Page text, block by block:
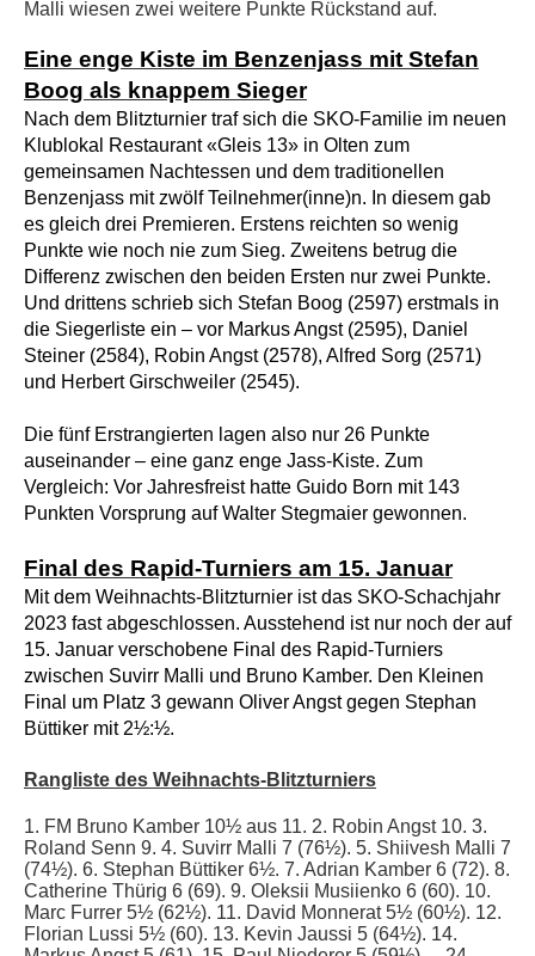
Malli wiesen zwei weitere Punkte Rückstand auf.
Eine enge Kiste im Benzenjass mit Stefan
Boog als knappem Sieger
Nach dem Blitzturnier traf sich die SKO-Familie im neuen
Klublokal Restaurant «Gleis 13» in Olten zum
gemeinsamen Nachtessen und dem traditionellen
Benzenjass mit zwölf Teilnehmer(inne)n. In diesem gab
es gleich drei Premieren. Erstens reichten so wenig
Punkte wie noch nie zum Sieg. Zweitens betrug die
Differenz zwischen den beiden Ersten nur zwei Punkte.
Und drittens schrieb sich Stefan Boog (2597) erstmals in
die Siegerliste ein – vor Markus Angst (2595), Daniel
Steiner (2584), Robin Angst (2578), Alfred Sorg (2571)
und Herbert Girschweiler (2545).
Die fünf Erstrangierten lagen also nur 26 Punkte
auseinander – eine ganz enge Jass-Kiste. Zum
Vergleich: Vor Jahresfreist hatte Guido Born mit 143
Punkten Vorsprung auf Walter Stegmaier gewonnen.
Final des Rapid-Turniers am 15. Januar
Mit dem Weihnachts-Blitzturnier ist das SKO-Schachjahr
2023 fast abgeschlossen. Ausstehend ist nur noch der auf
15. Januar verschobene Final des Rapid-Turniers
zwischen Suvirr Malli und Bruno Kamber. Den Kleinen
Final um Platz 3 gewann Oliver Angst gegen Stephan
Büttiker mit 2½:½.
Rangliste des Weihnachts-Blitzturniers
1. FM Bruno Kamber 10½ aus 11. 2. Robin Angst 10. 3.
Roland Senn 9. 4. Suvirr Malli 7 (76½). 5. Shiivesh Malli 7
(74½). 6. Stephan Büttiker 6½. 7. Adrian Kamber 6 (72). 8.
Catherine Thürig 6 (69). 9. Oleksii Musiienko 6 (60). 10.
Marc Furrer 5½ (62½). 11. David Monnerat 5½ (60½). 12.
Florian Lussi 5½ (60). 13. Kevin Jaussi 5 (64½). 14.